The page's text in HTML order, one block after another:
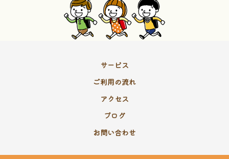
サービス
ご利用の流れ
アクセス
ブログ
お問い合わせ